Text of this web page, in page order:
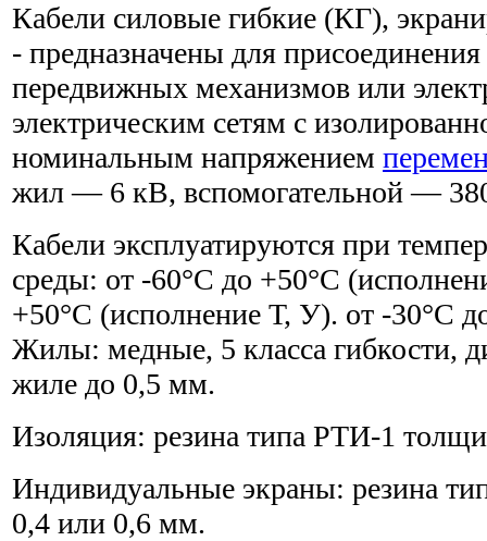
Кабели силовые гибкие (КГ),
- предназначены для присоединения
передвижных механизмов или
электрическим сетям с
номинальным напряжением
жил — 6 кВ, вспомогательной —
Кабели эксплуатируются при
среды: от -60°С до +50°С
+50°С (исполнение Т, У). от -30°С
Жилы: медные, 5 класса гибкости,
жиле до 0,5 мм.
Изоляция: резина типа РТИ-1
Индивидуальные экраны: резина
0,4 или 0,6 мм.